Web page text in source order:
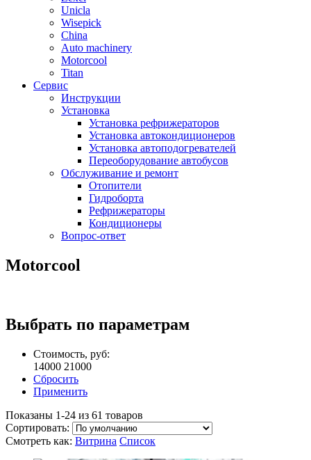
Unicla
Wisepick
China
Auto machinery
Motorcool
Titan
Сервис
Инструкции
Установка
Установка рефрижераторов
Установка автокондиционеров
Установка автоподогревателей
Переоборудование автобусов
Обслуживание и ремонт
Отопители
Гидроборта
Рефрижераторы
Кондиционеры
Вопрос-ответ
Motorcool
Выбрать по параметрам
Стоимость, руб:
14000 21000
Сбросить
Применить
Показаны 1-24 из 61 товаров
Сортировать:
Смотреть как: Витрина Список